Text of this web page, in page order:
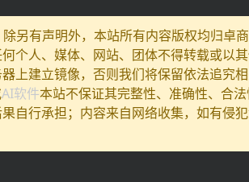
另有声明外，本站所有内容版权均归卓商
个人、媒体、网站、团体不得转载或以
上建立镜像，否则我们将保留依法追究相
AI软件本站不保证其完整性、准确性、合
自行承担；内容来自网络收集，如有侵